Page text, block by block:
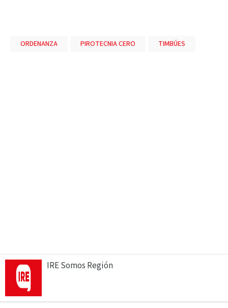
ORDENANZA PIROTECNIA CERO TIMBÚES
IRE Somos Región